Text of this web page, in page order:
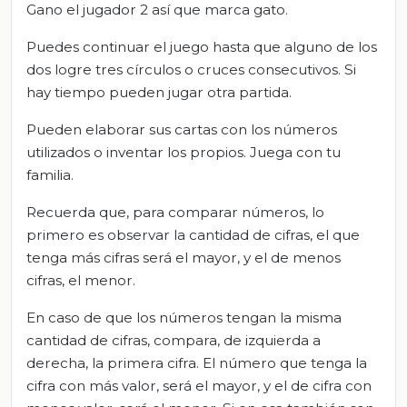
Gano el jugador 2 así que marca gato.
Puedes continuar el juego hasta que alguno de los
dos logre tres círculos o cruces consecutivos. Si
hay tiempo pueden jugar otra partida.
Pueden elaborar sus cartas con los números
utilizados o inventar los propios. Juega con tu
familia.
Recuerda que, para comparar números, lo
primero es observar la cantidad de cifras, el que
tenga más cifras será el mayor, y el de menos
cifras, el menor.
En caso de que los números tengan la misma
cantidad de cifras, compara, de izquierda a
derecha, la primera cifra. El número que tenga la
cifra con más valor, será el mayor, y el de cifra con